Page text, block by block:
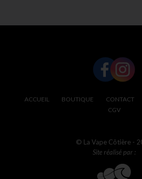
ACCUEIL BOUTIQUE CONTACT
CGV
© La Vape Côtière -
Site réalisé par :